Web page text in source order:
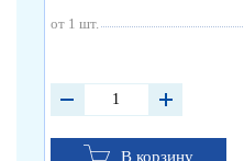
от 1 шт.
В корзину